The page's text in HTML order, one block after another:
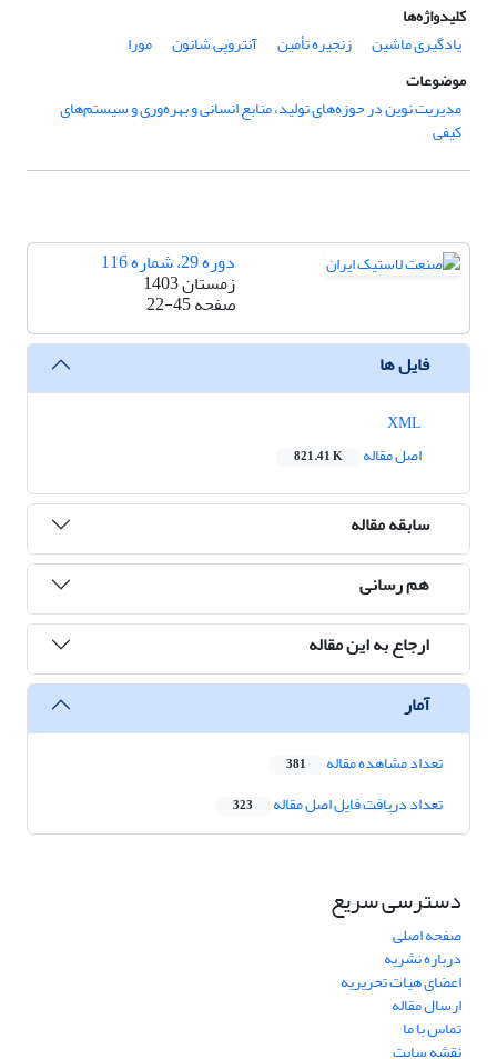
کلیدواژه‌ها
یادگیری ماشین
زنجیره تأمین آنتروپی شانون
مورا
موضوعات
مدیریت نوین در حوزه‌های تولید، منابع انسانی و بهره‌وری و سیستم‌های
کیفی
دوره 29، شماره 116
زمستان 1403
صفحه22-45
فایل ها
اصل مقاله
821.41 K
سابقه مقاله
هم رسانی
ارجاع به این مقاله
آمار
تعداد مشاهده مقاله 381
تعداد دریافت فایل اصل مقاله 323
دسترسی سریع
صفحه اصلی
درباره نشریه
اعضای هیات تحریریه
ارسال مقاله
تماس با ما
نقشه سایت